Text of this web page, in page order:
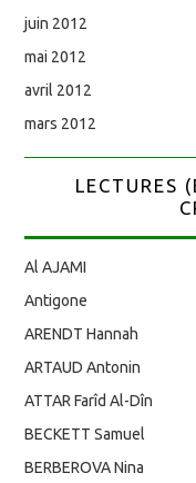
juin 2012
mai 2012
avril 2012
mars 2012
LECTURES
Al AJAMI
Antigone
ARENDT Hannah
ARTAUD Antonin
ATTAR Farîd Al-Dîn
BECKETT Samuel
BERBEROVA Nina